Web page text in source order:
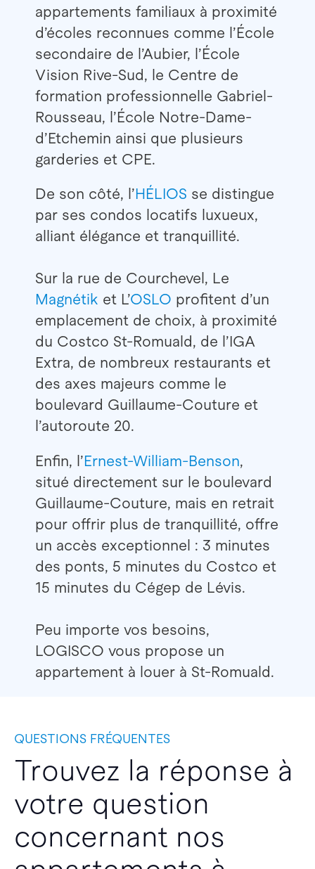
appartements familiaux à proximité
d’écoles reconnues comme l’École
secondaire de l’Aubier, l’École
Vision Rive-Sud, le Centre de
formation professionnelle Gabriel-
Rousseau, l’École Notre-Dame-
d’Etchemin ainsi que plusieurs
garderies et CPE.
De son côté, l’HÉLIOS se distingue
par ses condos locatifs luxueux,
alliant élégance et tranquillité.
Sur la rue de Courchevel, Le
Magnétik et L’OSLO profitent d’un
emplacement de choix, à proximité
du Costco St-Romuald, de l’IGA
Extra, de nombreux restaurants et
des axes majeurs comme le
boulevard Guillaume-Couture et
l’autoroute 20.
Enfin, l’Ernest-William-Benson,
situé directement sur le boulevard
Guillaume-Couture, mais en retrait
pour offrir plus de tranquillité, offre
un accès exceptionnel : 3 minutes
des ponts, 5 minutes du Costco et
15 minutes du Cégep de Lévis.
Peu importe vos besoins,
LOGISCO vous propose un
appartement à louer à St-Romuald.
QUESTIONS FRÉQUENTES
Trouvez la réponse à
votre question
concernant nos